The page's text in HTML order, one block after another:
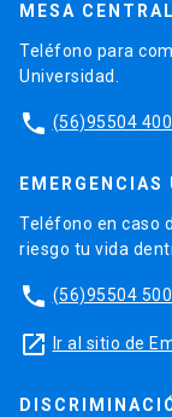
MESA CENTRAL
Teléfono para
Universidad.
phone (56)95504
EMERGENCIAS
Teléfono en caso
riesgo tu vida
phone (56)95504
launch Ir al sitio de